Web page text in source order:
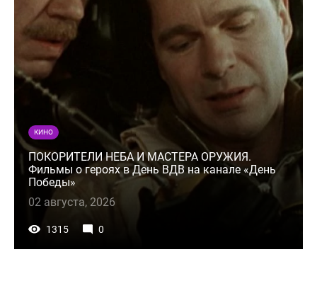
КИНО
ПОКОРИТЕЛИ НЕБА И МАСТЕРА ОРУЖИЯ.
Фильмы о героях в День ВДВ на канале «День
Победы»
02 августа, 2026
1315 0